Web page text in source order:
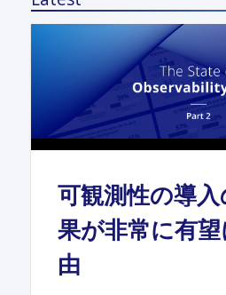
可観測性の導
果が非常に有
由